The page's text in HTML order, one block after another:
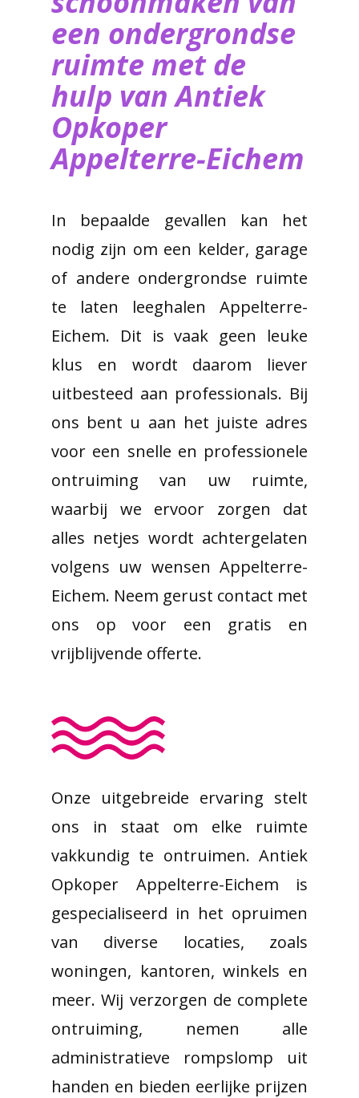
een ondergrondse
ruimte met de
hulp van ​Antiek
Opkoper
Appelterre-Eichem
In bepaalde gevallen kan het
nodig zijn om een kelder, garage
of andere ondergrondse ruimte
te laten leeghalen Appelterre-
Eichem. Dit is vaak geen leuke
klus en wordt daarom liever
uitbesteed aan professionals. Bij
ons bent u aan het juiste adres
voor een snelle en professionele
ontruiming van uw ruimte,
waarbij we ervoor zorgen dat
alles netjes wordt achtergelaten
volgens uw wensen Appelterre-
Eichem. Neem gerust contact met
ons op voor een gratis en
vrijblijvende offerte.
Onze uitgebreide ervaring stelt
ons in staat om elke ruimte
vakkundig te ontruimen. Antiek
Opkoper Appelterre-Eichem is
gespecialiseerd in het opruimen
van diverse locaties, zoals
woningen, kantoren, winkels en
meer. Wij verzorgen de complete
ontruiming, nemen alle
administratieve rompslomp uit
handen en bieden eerlijke prijzen